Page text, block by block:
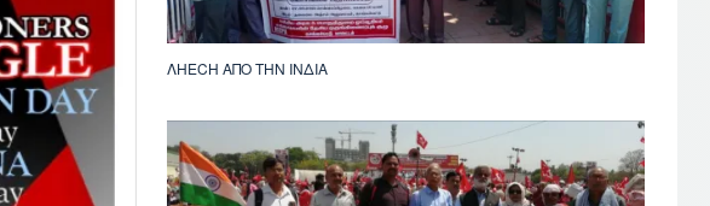
ΛΗECΗ ΑΠΟ ΤΗΝ ΙΝΔΙΑ